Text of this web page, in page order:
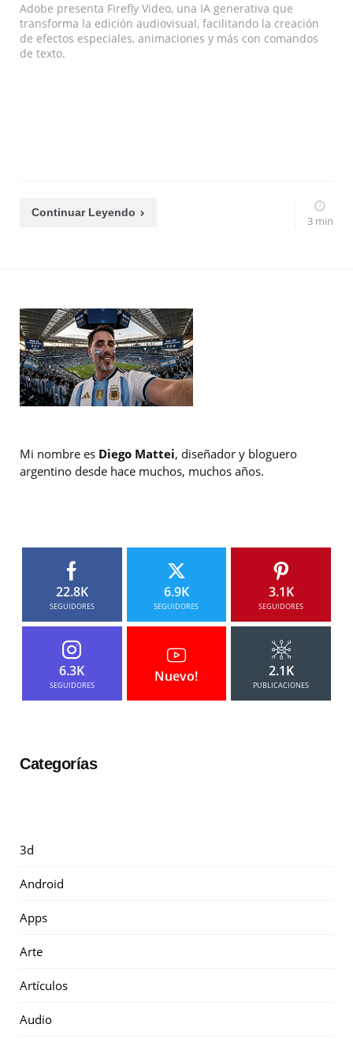
Adobe presenta Firefly Video, una IA generativa que
transforma la edición audiovisual, facilitando la creación
de efectos especiales, animaciones y más con comandos
de texto.
Continuar Leyendo
3 min
Mi nombre es Diego Mattei, diseñador y bloguero
argentino desde hace muchos, muchos años.
22.8K
SEGUIDORES
6.9K
SEGUIDORES
3.1K
SEGUIDORES
6.3K
SEGUIDORES
Nuevo! 2.1K
PUBLICACIONES
Categorías
3d
Android
Apps
Arte
Artículos
Audio